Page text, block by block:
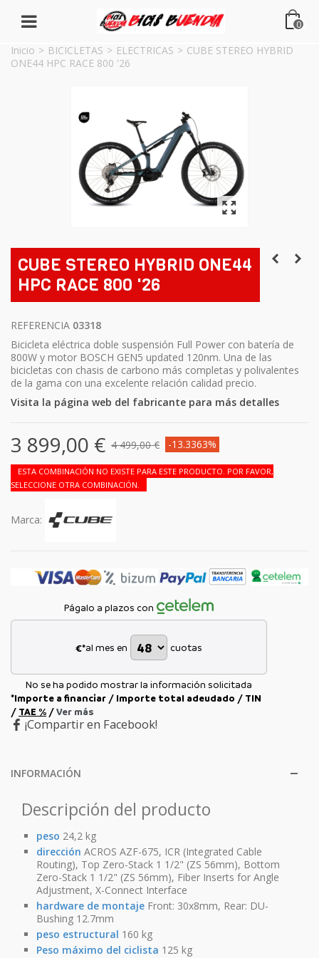
0
Inicio > BICICLETAS > ELECTRICAS > CUBE STEREO HYBRID
ONE44 HPC RACE 800 '26
CUBE STEREO HYBRID ONE44
HPC RACE 800 '26
REFERENCIA 03318
Bicicleta eléctrica doble suspensión Full Power con batería de
800W y motor BOSCH GEN5 updated 120nm. Una de las
bicicletas con chasis de carbono más completas y polivalentes
de la gama con una excelente relación calidad precio.
Visita la página web del fabricante para más detalles
3 899,00 € 4 499,00 € -13.3363%
ESTA COMBINACIÓN NO EXISTE PARA ESTE PRODUCTO. POR FAVOR,
SELECCIONE OTRA COMBINACIÓN.
Marca:
Págalo a plazos con
€*al mes en cuotas
No se ha podido mostrar la información solicitada
*Importe a financiar / Importe total adeudado / TIN
/ TAE % /Ver más
¡Compartir en Facebook!
INFORMACIÓN
Descripción del producto
peso 24,2 kg
dirección ACROS AZF-675, ICR (Integrated Cable
Routing), Top Zero-Stack 1 1/2" (ZS 56mm), Bottom
Zero-Stack 1 1/2" (ZS 56mm), Fiber Inserts for Angle
Adjustment, X-Connect Interface
hardware de montaje Front: 30x8mm, Rear: DU-
Bushing 12.7mm
peso estructural 160 kg
Peso máximo del ciclista 125 kg